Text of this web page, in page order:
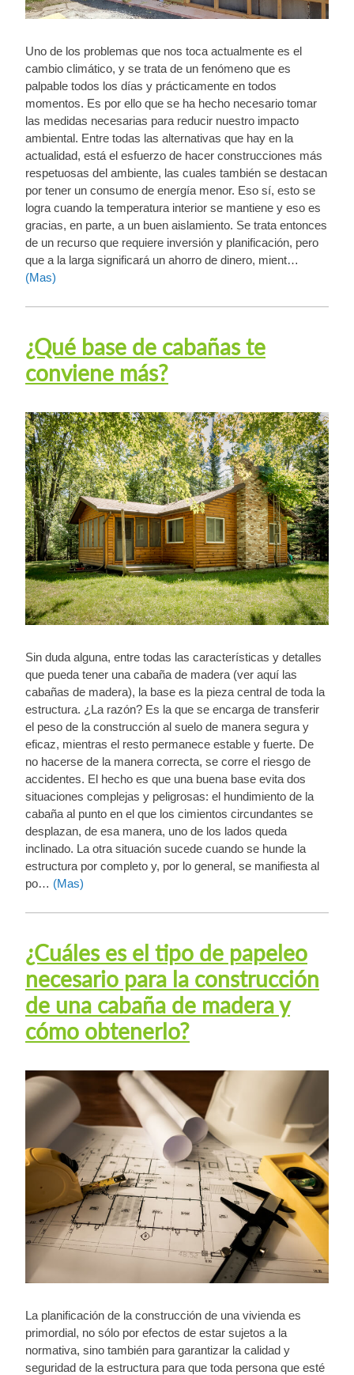
Uno de los problemas que nos toca actualmente es el
cambio climático, y se trata de un fenómeno que es
palpable todos los días y prácticamente en todos
momentos. Es por ello que se ha hecho necesario tomar
las medidas necesarias para reducir nuestro impacto
ambiental. Entre todas las alternativas que hay en la
actualidad, está el esfuerzo de hacer construcciones más
respetuosas del ambiente, las cuales también se destacan
por tener un consumo de energía menor. Eso sí, esto se
logra cuando la temperatura interior se mantiene y eso es
gracias, en parte, a un buen aislamiento. Se trata entonces
de un recurso que requiere inversión y planificación, pero
que a la larga significará un ahorro de dinero, mient…
(Mas)
¿Qué base de cabañas te
conviene más?
Sin duda alguna, entre todas las características y detalles
que pueda tener una cabaña de madera (ver aquí las
cabañas de madera), la base es la pieza central de toda la
estructura. ¿La razón? Es la que se encarga de transferir
el peso de la construcción al suelo de manera segura y
eficaz, mientras el resto permanece estable y fuerte. De
no hacerse de la manera correcta, se corre el riesgo de
accidentes. El hecho es que una buena base evita dos
situaciones complejas y peligrosas: el hundimiento de la
cabaña al punto en el que los cimientos circundantes se
desplazan, de esa manera, uno de los lados queda
inclinado. La otra situación sucede cuando se hunde la
estructura por completo y, por lo general, se manifiesta al
po… (Mas)
¿Cuáles es el tipo de papeleo
necesario para la construcción
de una cabaña de madera y
cómo obtenerlo?
La planificación de la construcción de una vivienda es
primordial, no sólo por efectos de estar sujetos a la
normativa, sino también para garantizar la calidad y
seguridad de la estructura para que toda persona que esté